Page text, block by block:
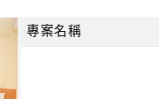
專案名稱